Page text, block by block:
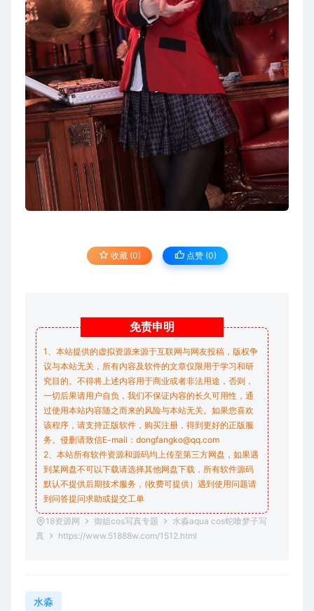
收藏 (0) 点赞 (0)
免责申明
1、本站提供的虚拟资源来源于互联网与网友投稿，版权争
议与本站无关，所有内容及软件的文章仅限用于学习和研
究目的。不得将上述内容用于商业或者非法用途，否则，
一切后果请用户自负，我们不保证内容的长久可用性，通
过使用本站内容随之而来的风险与本站无关。如果您喜欢
该程序，请支持正版软件，购买注册，得到更好的正版服
务。侵删请致信E-mail：dongfangko@qq.com
2、本站所有软件资源和源码均上传至第三方网盘，如果遇
到某网盘不可以下载请选择其他网盘下载，所有软件源码
默认不提供后期技术服务，(收费可提供）遇到使用问题请
到问答提问求助或提交工单
18资源网 御姐cos写真专题
水淼aqua cos蛇喰梦子写
真
https://www.51888w.com/1512.html
水淼